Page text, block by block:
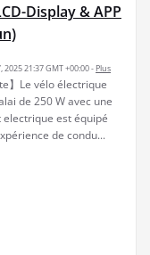
Display & APP
2025 21:37 GMT +00:00 - Plus
】Le vélo électrique
de 250 W avec une
electrique est équipé
de condu...